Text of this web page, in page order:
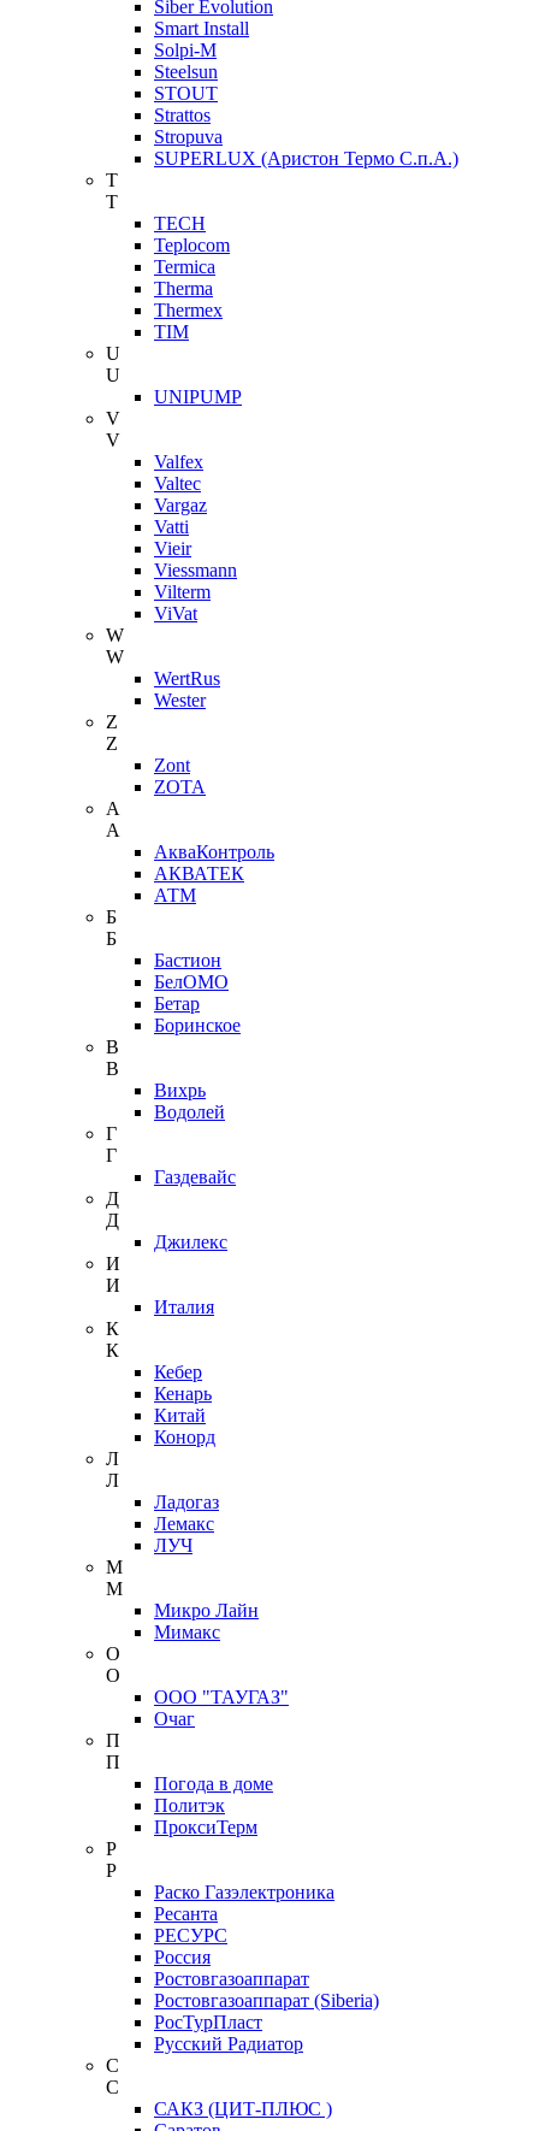
Siber Evolution
Smart Install
Solpi-M
Steelsun
STOUT
Strattos
Stropuva
SUPERLUX (Аристон Термо С.п.А.)
T
T
TECH
Teplocom
Termica
Therma
Thermex
TIM
U
U
UNIPUMP
V
V
Valfex
Valtec
Vargaz
Vatti
Vieir
Viessmann
Vilterm
ViVat
W
W
WertRus
Wester
Z
Z
Zont
ZOTA
А
А
АкваКонтроль
АКВАТЕК
АТМ
Б
Б
Бастион
БелОМО
Бетар
Боринское
В
В
Вихрь
Водолей
Г
Г
Газдевайс
Д
Д
Джилекс
И
И
Италия
К
К
Кебер
Кенарь
Китай
Конорд
Л
Л
Ладогаз
Лемакс
ЛУЧ
М
М
Микро Лайн
Мимакс
О
О
ООО "ТАУГАЗ"
Очаг
П
П
Погода в доме
Политэк
ПроксиТерм
Р
Р
Раско Газэлектроника
Ресанта
РЕСУРС
Россия
Ростовгазоаппарат
Ростовгазоаппарат (Siberia)
РосТурПласт
Русский Радиатор
С
С
САКЗ (ЦИТ-ПЛЮС )